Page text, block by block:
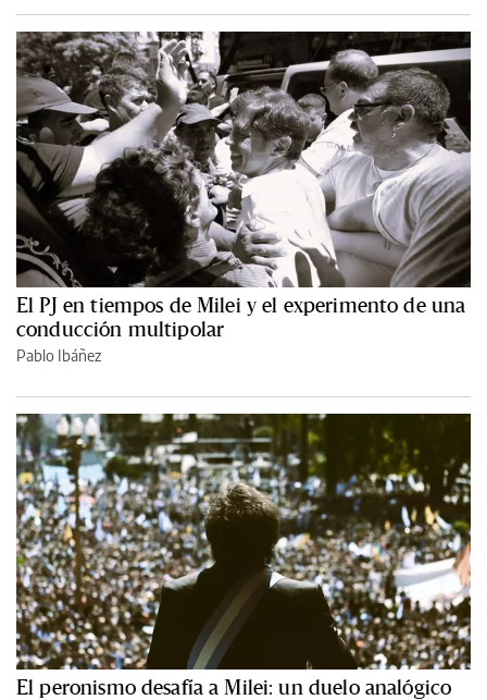
El PJ en tiempos de Milei y el experimento de una
conducción multipolar
Pablo Ibáñez
El peronismo desafía a Milei: un duelo analógico